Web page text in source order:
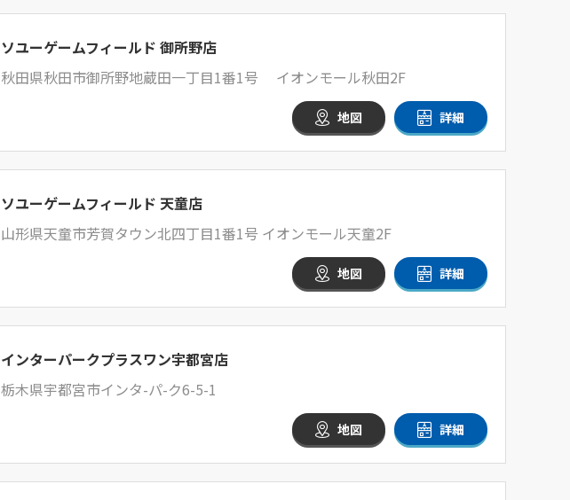
ソユーゲームフィールド 御所野店
秋田県秋田市御所野地蔵田一丁目1番1号 イオンモール秋田2F
地図 詳細
ソユーゲームフィールド 天童店
山形県天童市芳賀タウン北四丁目1番1号 イオンモール天童2F
地図 詳細
インターパークプラスワン宇都宮店
栃木県宇都宮市インタ-パ-ク6-5-1
地図 詳細